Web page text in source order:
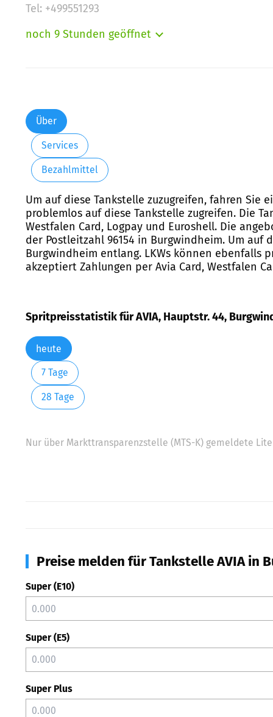
Tel: +499551293
noch 9 Stunden geöffnet
Freitag:
Samstag:
Über
Services
Bezahlmittel
Um auf diese Tankstelle zuzugreifen, fahren Sie
problemlos auf diese Tankstelle zugreifen. Die
Westfalen Card, Logpay und Euroshell. Die
der Postleitzahl 96154 in Burgwindheim. Um auf
Burgwindheim entlang. LKWs können ebenfalls
akzeptiert Zahlungen per Avia Card, Westfalen
Spritpreisstatistik für AVIA, Hauptstr. 44,
heute
7 Tage
28 Tage
Nur über Markttransparenzstelle (MTS-K) gemeldete
Preise melden für Tankstelle AVIA in
Super (E10)
Super (E5)
Super Plus